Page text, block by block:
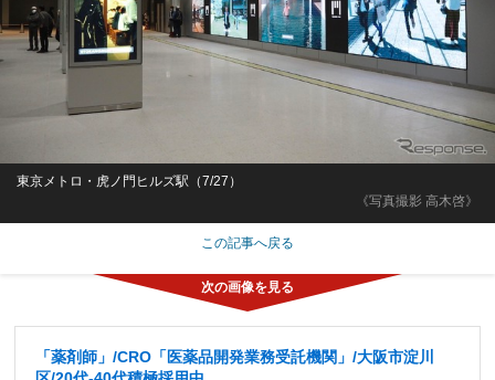
《写真撮影 高木啓》
東京メトロ・虎ノ門ヒルズ駅（7/27）
この記事へ戻る
「薬剤師」/CRO「医薬品開発業務受託機関」/大阪市淀川